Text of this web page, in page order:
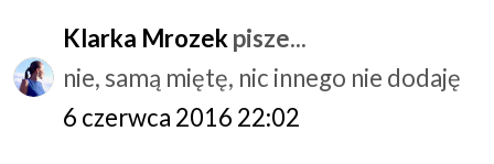
Klarka Mrozek pisze...
nie, samą miętę, nic innego nie dodaję
6 czerwca 2016 22:02